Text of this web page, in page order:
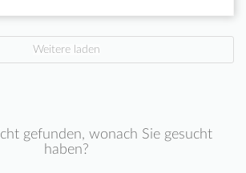
Weitere laden
gefunden, wonach Sie gesucht
haben?